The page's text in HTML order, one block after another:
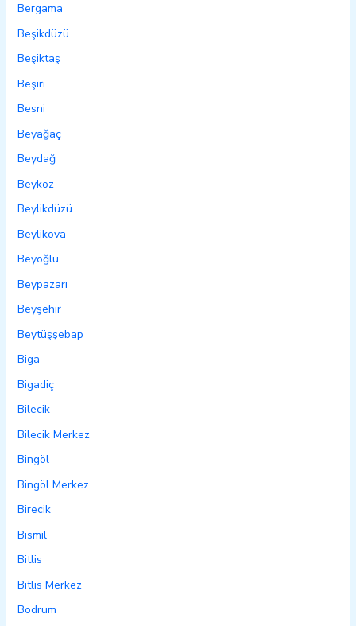
Bergama
Beşikdüzü
Beşiktaş
Beşiri
Besni
Beyağaç
Beydağ
Beykoz
Beylikdüzü
Beylikova
Beyoğlu
Beypazarı
Beyşehir
Beytüşşebap
Biga
Bigadiç
Bilecik
Bilecik Merkez
Bingöl
Bingöl Merkez
Birecik
Bismil
Bitlis
Bitlis Merkez
Bodrum